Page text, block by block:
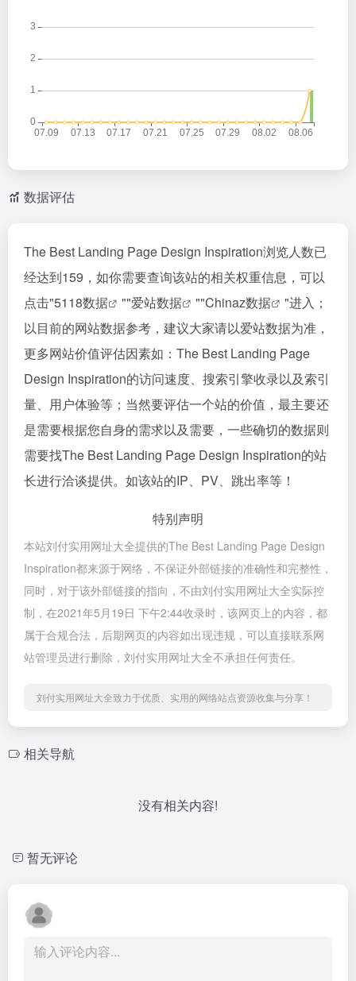
数据评估
The Best Landing Page Design Inspiration浏览人数已
经达到159，如你需要查询该站的相关权重信息，可以
点击"5118数据 ""爱站数据 ""Chinaz数据
"进入；
以目前的网站数据参考，建议大家请以爱站数据为准，
更多网站价值评估因素如：The Best Landing Page
Design Inspiration的访问速度、搜索引擎收录以及索引
量、用户体验等；当然要评估一个站的价值，最主要还
是需要根据您自身的需求以及需要，一些确切的数据则
需要找The Best Landing Page Design Inspiration的站
长进行洽谈提供。如该站的IP、PV、跳出率等！
特别声明
本站刘付实用网址大全提供的The Best Landing Page Design
Inspiration都来源于网络，不保证外部链接的准确性和完整性，
同时，对于该外部链接的指向，不由刘付实用网址大全实际控
制，在2021年5月19日 下午2:44收录时，该网页上的内容，都
属于合规合法，后期网页的内容如出现违规，可以直接联系网
站管理员进行删除，刘付实用网址大全不承担任何责任。
刘付实用网址大全致力于优质、实用的网络站点资源收集与分享！
相关导航
没有相关内容!
暂无评论